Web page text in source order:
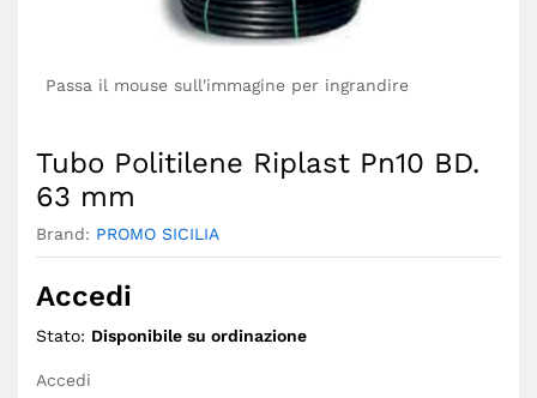
Passa il mouse sull'immagine per ingrandire
Tubo Politilene Riplast Pn10 BD.
63 mm
Brand: PROMO SICILIA
Accedi
Stato: Disponibile su ordinazione
Accedi